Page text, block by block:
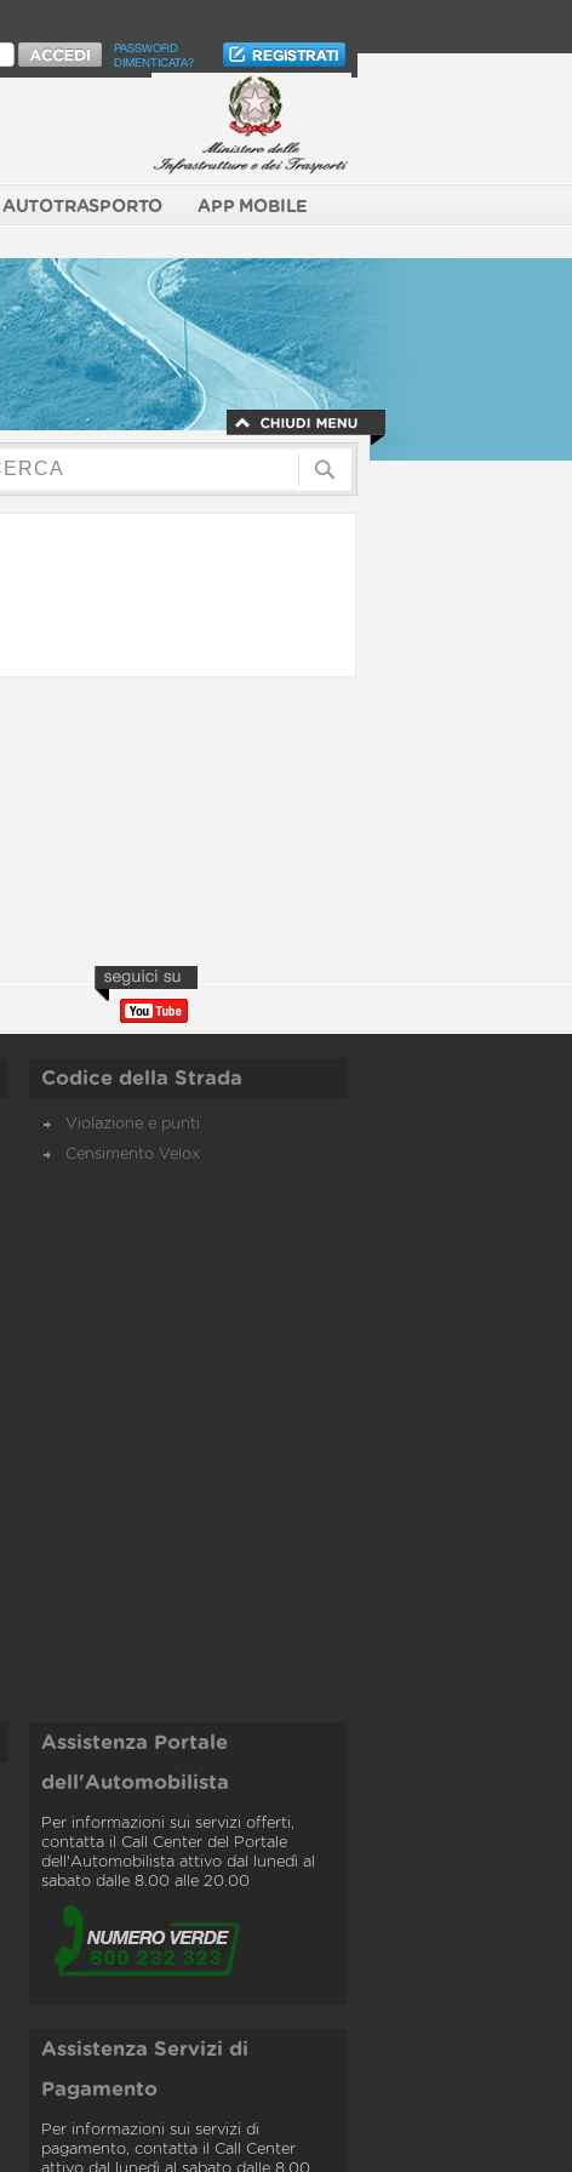
PASSWORD
DIMENTICATA?
AUTOTRASPORTO APP MOBILE
Codice della Strada
Violazione e punti
Censimento Velox
Assistenza Portale
dell'Automobilista
Per informazioni sui servizi offerti,
contatta il Call Center del Portale
dell'Automobilista attivo dal lunedì al
sabato dalle 8.00 alle 20.00
Assistenza Servizi di
Pagamento
Per informazioni sui servizi di
pagamento, contatta il Call Center